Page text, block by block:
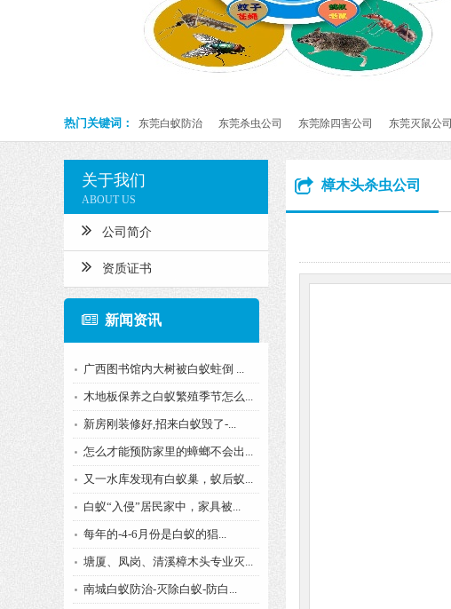
热门关键词： 东莞白蚁防治 东莞杀虫公司 东莞除四害公司 东莞灭鼠公司
关于我们
ABOUT US
公司简介
资质证书
新闻资讯
广西图书馆内大树被白蚁蛀倒 ...
木地板保养之白蚁繁殖季节怎么...
新房刚装修好,招来白蚁毁了-...
怎么才能预防家里的蟑螂不会出...
又一水库发现有白蚁巢，蚁后蚁...
白蚁“入侵”居民家中，家具被...
每年的-4-6月份是白蚁的猖...
塘厦、凤岗、清溪樟木头专业灭...
南城白蚁防治-灭除白蚁-防白...
樟木头杀虫公司